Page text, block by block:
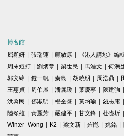
博客館
屈穎妍 | 張瑞蓮 | 顧敏康 | 《港人講地》編
周末短打 | 劉炳章 | 梁世民 | 馬浩文 | 何濼
郭文緯 | 錢一帆 | 秦島 | 胡曉明 | 周浩鼎 |
王惠貞 | 周伯展 | 潘麗瓊 | 葉慶寧 | 陳建強 |
洪為民 | 鄧淑明 | 楊全盛 | 黃均瑜 | 錢志庸 |
陸頌雄 | 黃麗芳 | 嚴建平 | 甘文鋒 | 杜礎圻 |
Winter Wong | K2 | 梁文新 | 羅崑 | 姚銘 |